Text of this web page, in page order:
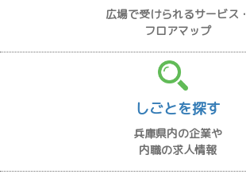
広場で受けられるサービス・
フロアマップ
しごとを探す
兵庫県内の企業や
内職の求人情報